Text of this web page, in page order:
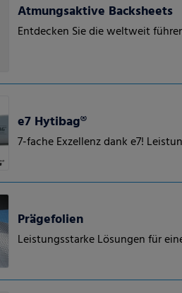
Atmungsaktive Backsheets
Entdecken Sie die weltweit
e7 Hytibag®
7-fache Exzellenz dank e7!
Prägefolien
Leistungsstarke Lösungen für